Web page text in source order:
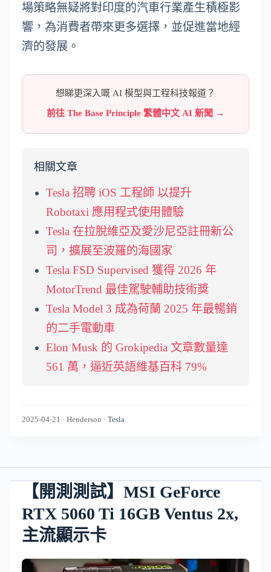
場策略無疑將對印度的汽車行業產生積極影
響，為消費者帶來更多選擇，並促進當地經
濟的發展。
想睇更深入嘅 AI 模型與工程科技報道？
前往 The Base Principle 繁體中文 AI 新聞 →
相關文章
Tesla 招聘 iOS 工程師 以提升
Robotaxi 應用程式使用體驗
Tesla 在拉脫維亞及愛沙尼亞註冊新公
司，擴展至波羅的海國家
Tesla FSD Supervised 獲得 2026 年
MotorTrend 最佳駕駛輔助技術獎
Tesla Model 3 成為荷蘭 2025 年最暢銷
的二手電動車
Elon Musk 的 Grokipedia 文章數量達
561 萬，逼近英語維基百科 79%
2025-04-21 · Henderson · Tesla
【開測測試】MSI GeForce
RTX 5060 Ti 16GB Ventus 2x,
主流顯示卡